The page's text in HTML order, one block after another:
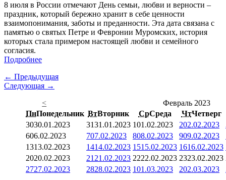
8 июля в России отмечают День семьи, любви и верности –
праздник, который бережно хранит в себе ценности
взаимопонимания, заботы и преданности. Эта дата связана с
памятью о святых Петре и Февронии Муромских, история
которых стала примером настоящей любви и семейного
согласия.
Подробнее
← Предыдущая
Следующая →
<
Февраль 2023
ПнПонедельник ВтВторник СрСреда ЧтЧетверг
3030.01.2023 3131.01.2023 101.02.2023 202.02.2023
606.02.2023 707.02.2023 808.02.2023 909.02.2023
1313.02.2023 1414.02.2023 1515.02.2023 1616.02.2023
2020.02.2023 21 21.02.2023 2222.02.2023 2323.02.2023
2727.02.2023 2828.02.2023 101.03.2023 202.03.2023